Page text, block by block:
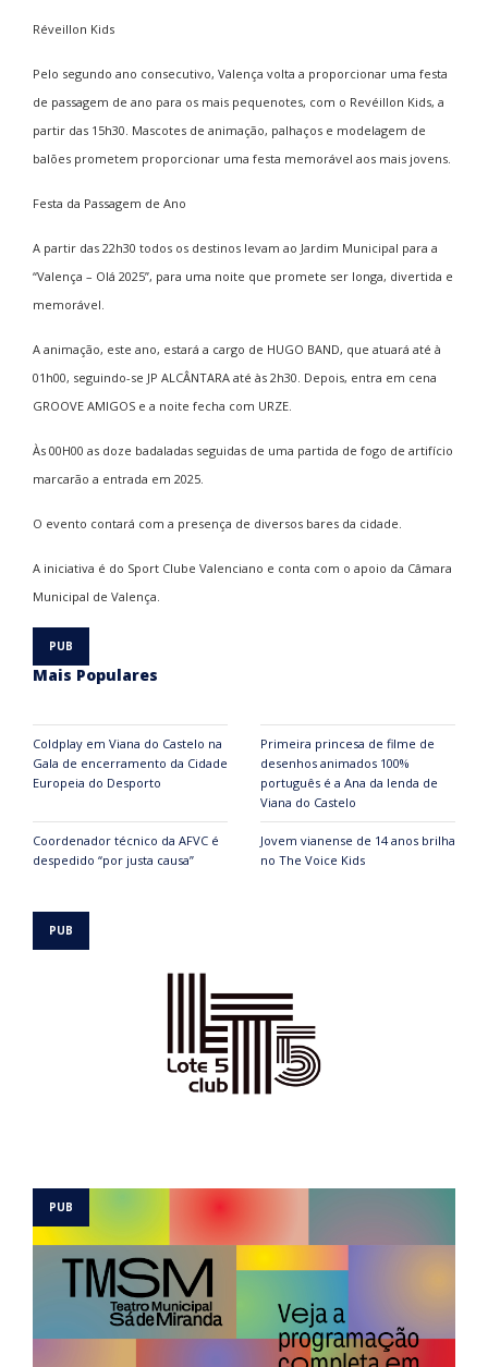
Réveillon Kids
Pelo segundo ano consecutivo, Valença volta a proporcionar uma festa
de passagem de ano para os mais pequenotes, com o Revéillon Kids, a
partir das 15h30. Mascotes de animação, palhaços e modelagem de
balões prometem proporcionar uma festa memorável aos mais jovens.
Festa da Passagem de Ano
A partir das 22h30 todos os destinos levam ao Jardim Municipal para a
“Valença – Olá 2025”, para uma noite que promete ser longa, divertida e
memorável.
A animação, este ano, estará a cargo de HUGO BAND, que atuará até à
01h00, seguindo-se JP ALCÂNTARA até às 2h30. Depois, entra em cena
GROOVE AMIGOS e a noite fecha com URZE.
Às 00H00 as doze badaladas seguidas de uma partida de fogo de artifício
marcarão a entrada em 2025.
O evento contará com a presença de diversos bares da cidade.
A iniciativa é do Sport Clube Valenciano e conta com o apoio da Câmara
Municipal de Valença.
Mais Populares
Coldplay em Viana do Castelo na
Gala de encerramento da Cidade
Europeia do Desporto
Primeira princesa de filme de
desenhos animados 100%
português é a Ana da lenda de
Viana do Castelo
Coordenador técnico da AFVC é
despedido “por justa causa”
Jovem vianense de 14 anos brilha
no The Voice Kids